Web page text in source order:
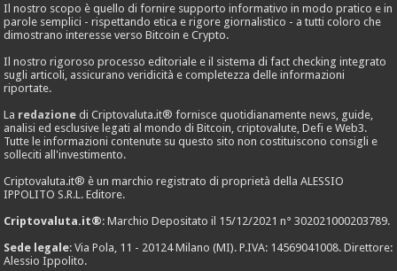
Il nostro scopo è quello di fornire supporto informativo in modo pratico e in
parole semplici - rispettando etica e rigore giornalistico - a tutti coloro che
dimostrano interesse verso Bitcoin e Crypto.
Il nostro rigoroso processo editoriale e il sistema di fact checking integrato
sugli articoli, assicurano veridicità e completezza delle informazioni
riportate.
La redazione di Criptovaluta.it® fornisce quotidianamente news, guide,
analisi ed esclusive legati al mondo di Bitcoin, criptovalute, Defi e Web3.
Tutte le informazioni contenute su questo sito non costituiscono consigli e
solleciti all'investimento.
Criptovaluta.it® è un marchio registrato di proprietà della ALESSIO
IPPOLITO S.R.L. Editore.
Criptovaluta.it®: Marchio Depositato il 15/12/2021 n° 302021000203789.
Sede legale: Via Pola, 11 - 20124 Milano (MI). P.IVA: 14569041008. Direttore:
Alessio Ippolito.